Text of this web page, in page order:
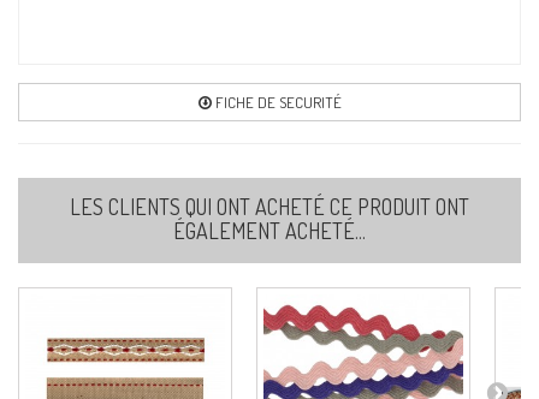
Ref: S7544D0C83
Ref: S7544D0C89
FICHE DE SECURITÉ
LES CLIENTS QUI ONT ACHETÉ CE PRODUIT ONT
ÉGALEMENT ACHETÉ...